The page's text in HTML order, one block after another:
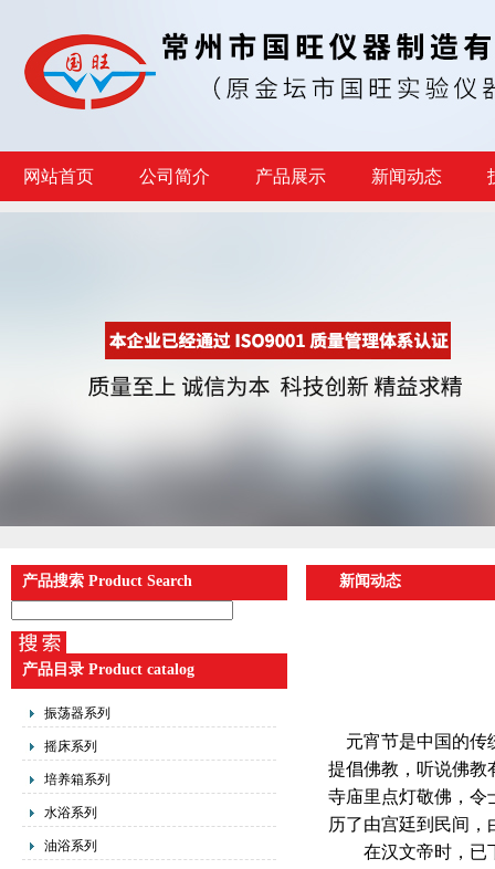
网站首页 公司简介 产品展示 新闻动态
产品搜索 Product Search
产品目录 Product catalog
振荡器系列
摇床系列
培养箱系列
水浴系列
油浴系列
新闻动态
元宵节是中国的传
提倡佛教，听说佛教
寺庙里点灯敬佛，令
历了由宫廷到民间
在汉文帝时，已下